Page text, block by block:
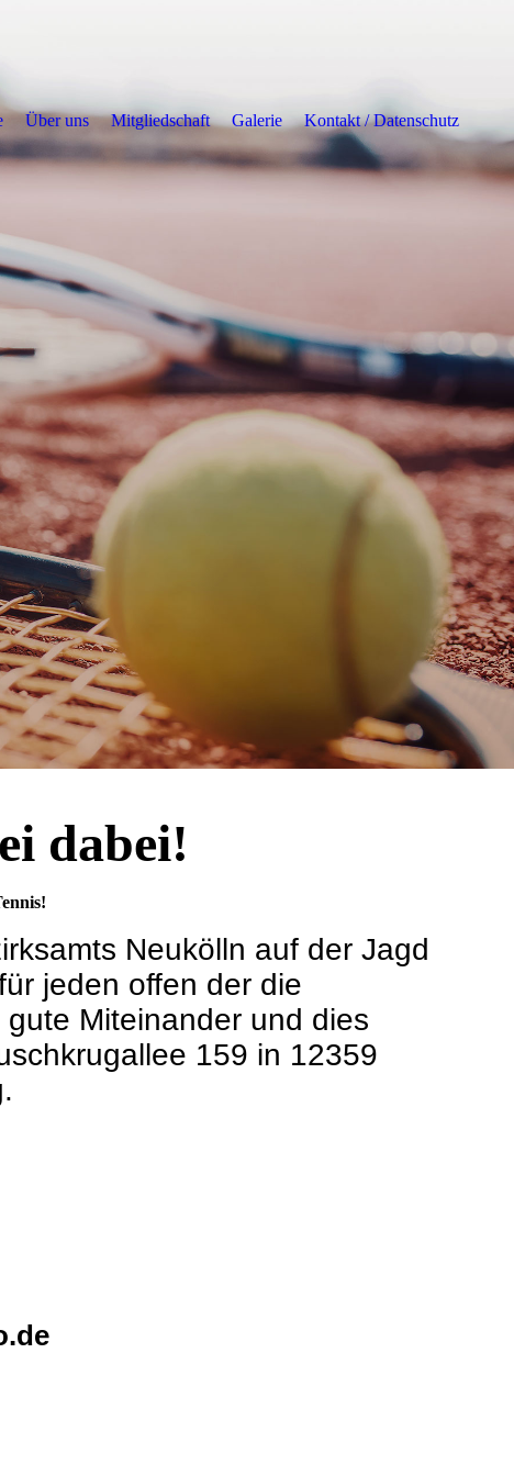
Über uns Mitgliedschaft Galerie Kontakt / Datenschutz
dabei!
Neukölln auf der Jagd
jeden offen der die
Miteinander und dies
159 in 12359